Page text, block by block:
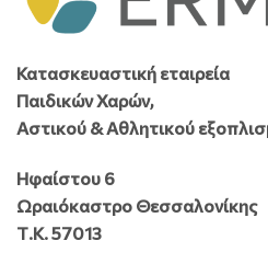
Κατασκευαστική εταιρεία
Παιδικών Χαρών,
Αστικού & Αθλητικού
Ηφαίστου 6
Ωραιόκαστρο Θεσσαλονίκης
Τ.Κ. 57013